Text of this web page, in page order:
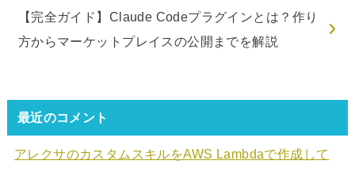
【完全ガイド】Claude Codeプラグインとは？作り
方からマーケットプレイスの公開までを解説
最近のコメント
アレクサのカスタムスキルをAWS Lambdaで作成して